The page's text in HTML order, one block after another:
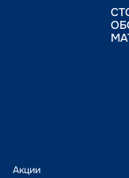
Акции